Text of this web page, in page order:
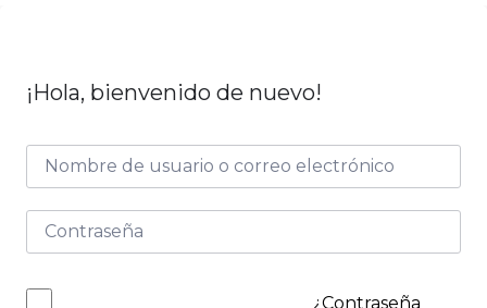
¡Hola, bienvenido de nuevo!
¿Contraseña
Curso Teórico-Práctico de
Ginecología, Palpación y
vacas Febrero 2026